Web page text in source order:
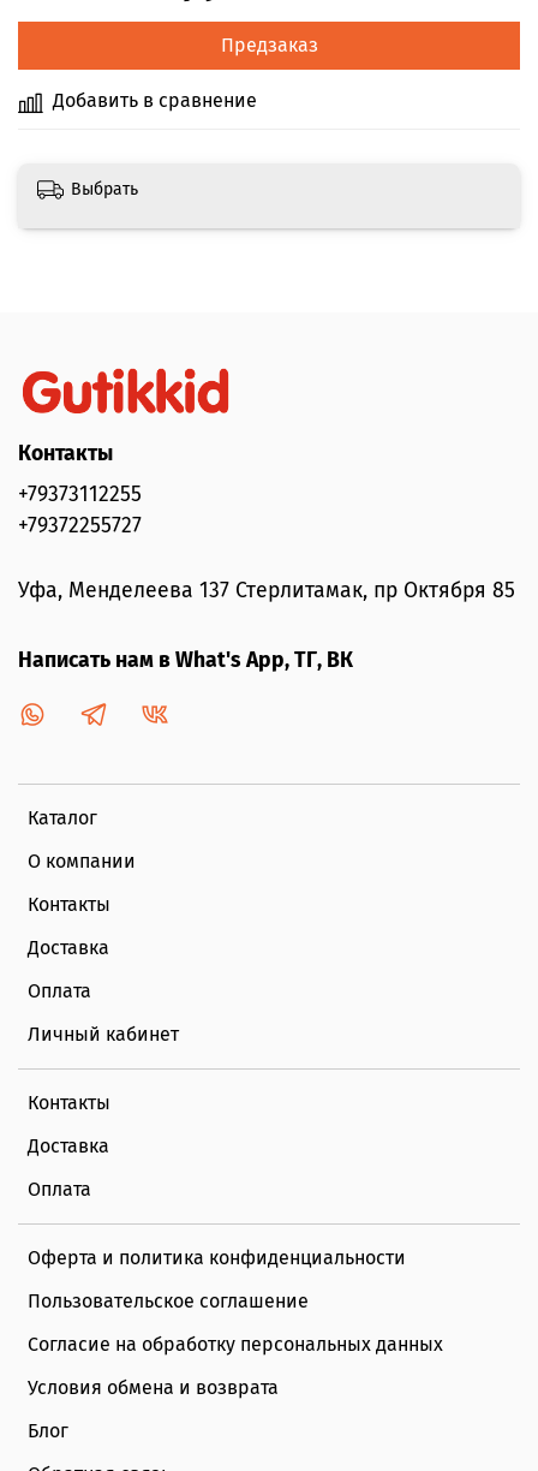
Добавить в сравнение
Предзаказ
Выбрать
Каталог
О компании
Контакты
Доставка
Оплата
Личный кабинет
Контакты
Доставка
Оплата
Оферта и политика конфиденциальности
Пользовательское соглашение
Согласие на обработку персональных данных
Условия обмена и возврата
Блог
Контакты
+79373112255
+79372255727
Уфа, Менделеева 137 Стерлитамак, пр Октября 85
Написать нам в What's App, ТГ, ВК